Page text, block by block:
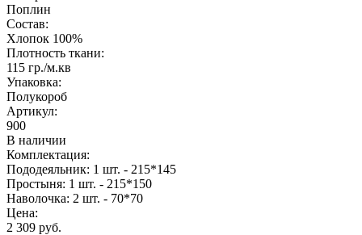
Поплин
Состав:
Хлопок 100%
Плотность ткани:
115 гр./м.кв
Упаковка:
Полукороб
Артикул:
900
В наличии
Комплектация:
Пододеяльник: 1 шт. - 215*145
Простыня: 1 шт. - 215*150
Наволочка: 2 шт. - 70*70
Цена:
2 309 руб.